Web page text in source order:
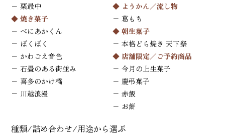
−栗最中
◆焼き菓子
− べにあかくん
− ぽくぽく
− かわごえ音色
−石畳のある街並み
− 喜多のかけ橋
− 川越浪漫
◆ ようかん／流し物
− 葛もち
◆ 朝生菓子
− 本格どら焼き 天下祭
◆ 店舗限定／ご予約商品
− 今月の上生菓子
− 慶弔菓子
− 赤飯
− お餅
種類/詰め合わせ/用途から選ぶ